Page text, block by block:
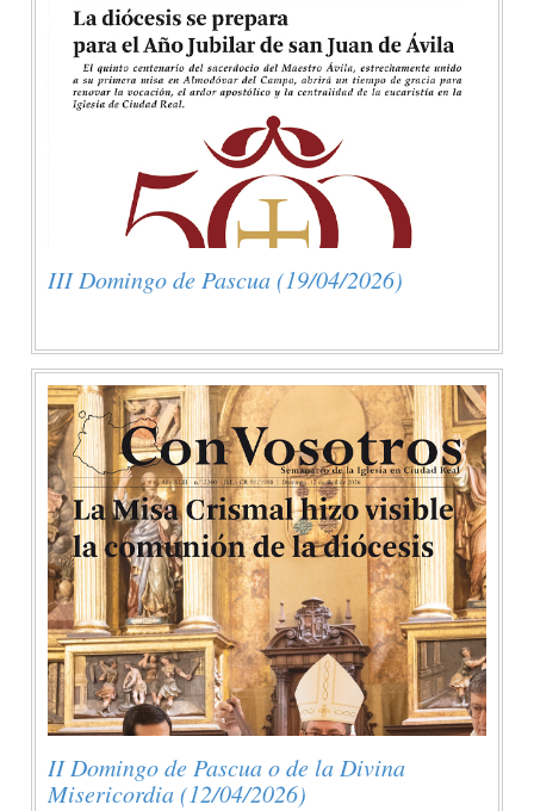
III Domingo de Pascua (19/04/2026)
II Domingo de Pascua o de la Divina
Misericordia (12/04/2026)